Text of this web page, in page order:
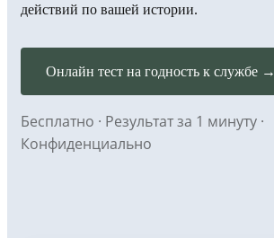
действий по вашей истории.
Онлайн тест на годность к службе →
Бесплатно · Результат за 1 минуту ·
Конфиденциально